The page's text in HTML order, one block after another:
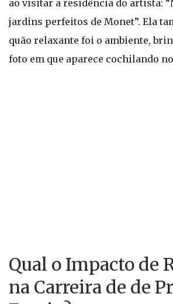
ao visitar a residência do artista:
jardins perfeitos de Monet”. Ela
quão relaxante foi o ambiente,
foto em que aparece cochilando
Qual o Impacto de
na Carreira de de